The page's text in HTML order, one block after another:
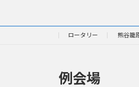
ロータリー 熊谷籠
例会場